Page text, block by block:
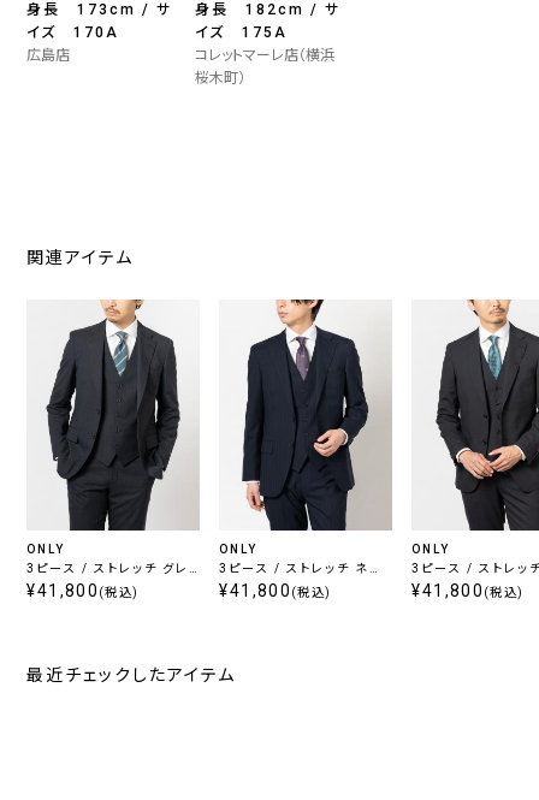
身長 173cm / サ
イズ 170A
広島店
身長 182cm / サ
イズ 175A
コレットマーレ店（横浜
桜木町）
関連アイテム
ONLY
3ピース / ストレッチ グレ
ー ストライプ
¥41,800 (税込)
ONLY
3ピース / ストレッチ ネイ
ビーストライプ
¥41,800 (税込)
ONLY
3ピース / ストレッ
ック
¥41,800 (税込)
最近チェックしたアイテム